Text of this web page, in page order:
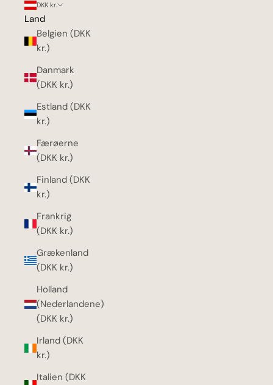
DKK kr.
Land
Belgien (DKK
kr.)
Danmark
(DKK kr.)
Estland (DKK
kr.)
Færøerne
(DKK kr.)
Finland (DKK
kr.)
Frankrig
(DKK kr.)
Grækenland
(DKK kr.)
Holland
(Nederlandene)
(DKK kr.)
Irland (DKK
kr.)
Italien (DKK